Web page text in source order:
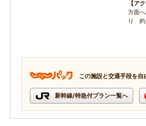
ア
方面
り 約
この施設と交通手段を
新幹線/特急付プラン一覧へ